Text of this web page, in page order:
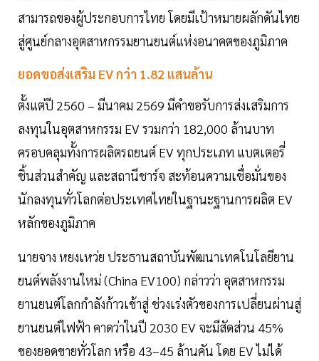
สามารถของผู้ประกอบการไทย โดยมีเป้าหมายผลักดันไทย
สู่ศูนย์กลางอุตสาหกรรมยานยนต์แห่งอนาคตของภูมิภาค
ยอดขอส่งเสริม EV กว่า 1.82 แสนล้าน
ตั้งแต่ปี 2560 – มีนาคม 2569 มีคำขอรับการส่งเสริมการ
ลงทุนในอุตสาหกรรม EV รวมกว่า 182,000 ล้านบาท
ครอบคลุมทั้งการผลิตรถยนต์ EV ทุกประเภท แบตเตอรี่
ชิ้นส่วนสำคัญ และสถานีชาร์จ สะท้อนความเชื่อมั่นของ
นักลงทุนทั่วโลกต่อประเทศไทยในฐานะฐานการผลิต EV
หลักของภูมิภาค
นายจาง หยงเหว่ย ประธานสถาบันพัฒนาเทคโนโลยียาน
ยนต์พลังงานใหม่ (China EV100) กล่าวว่า อุตสาหกรรม
ยานยนต์โลกกำลังก้าวเข้าสู่ ช่วงเร่งตัวของการเปลี่ยนผ่านสู่
ยานยนต์ไฟฟ้า คาดว่าในปี 2030 EV จะมีสัดส่วน 45%
ของยอดขายทั่วโลก หรือ 43–45 ล้านคัน โดย EV ไม่ได้